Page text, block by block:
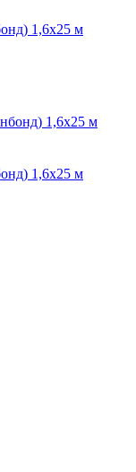
1,6х25 м
1,6х25 м